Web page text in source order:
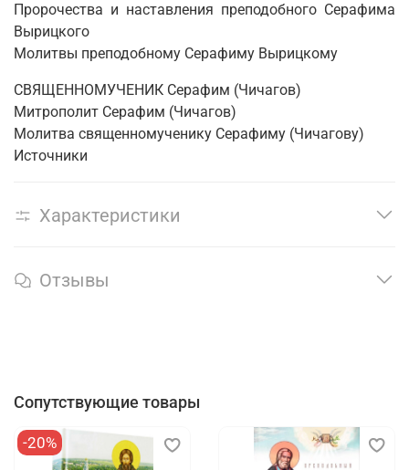
Пророчества и наставления преподобного Серафима
Вырицкого
Молитвы преподобному Серафиму Вырицкому
СВЯЩЕННОМУЧЕНИК Серафим (Чичагов)
Митрополит Серафим (Чичагов)
Молитва священномученику Серафиму (Чичагову)
Источники
Характеристики
Отзывы
Сопутствующие товары
-20%